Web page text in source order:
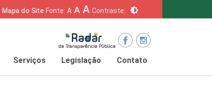
Mapa do Site Fonte: A A A Contraste: brightness_6
Serviços Legislação Contato